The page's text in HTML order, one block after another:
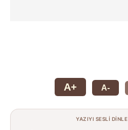
A+ A-
YAZIYI SESLİ DİNLE